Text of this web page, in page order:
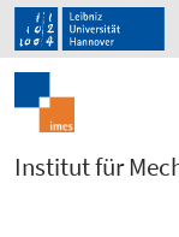
Institut für